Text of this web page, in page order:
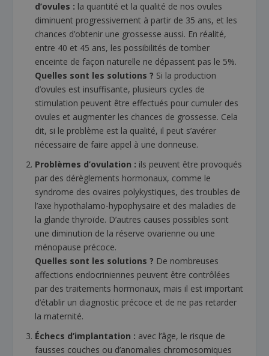
d’ovules : la quantité et la qualité de nos ovules
diminuent progressivement à partir de 35 ans, et les
chances d’obtenir une grossesse aussi. En réalité,
entre 40 et 45 ans, les possibilités de tomber
enceinte de façon naturelle ne dépassent pas le 5%.
Quelles sont les solutions ? Si la production
d’ovules est insuffisante, plusieurs cycles de
stimulation peuvent être effectués pour cumuler des
ovules et augmenter les chances de grossesse. Cela
dit, si le problème est la qualité, il peut s’avérer
nécessaire de faire appel à une donneuse.
Problèmes d’ovulation : ils peuvent être provoqués
par des dérèglements hormonaux, comme le
syndrome des ovaires polykystiques, des troubles de
l’axe hypothalamo-hypophysaire et des maladies de
la glande thyroïde. D’autres causes possibles sont
une diminution de la réserve ovarienne ou une
ménopause précoce.
Quelles sont les solutions ? De nombreuses
affections endocriniennes peuvent être contrôlées
par des traitements hormonaux, mais il est important
d’établir un diagnostic précoce et de ne pas retarder
la maternité.
Échecs d’implantation : avec l’âge, le risque de
fausses couches ou d’anomalies chromosomiques